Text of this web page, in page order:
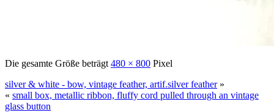
Die gesamte Größe beträgt 480 × 800 Pixel
silver & white - bow, vintage feather, artif.silver feather»
« small box, metallic ribbon, fluffy cord pulled through an vintage
glass button